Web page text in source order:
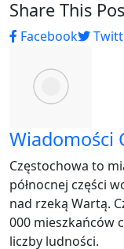
Share This
Facebook
Wiadomości
Częstochowa to
północnej części
nad rzeką Wartą.
000 mieszkańców
liczby ludności.